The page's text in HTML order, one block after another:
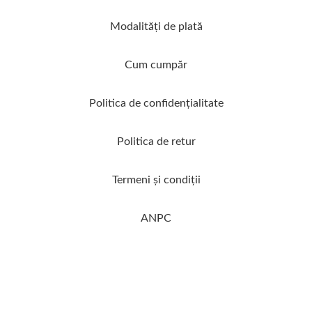
Modalităţi de plată
Cum cumpăr
Politica de confidenţialitate
Politica de retur
Termeni şi condiţii
ANPC